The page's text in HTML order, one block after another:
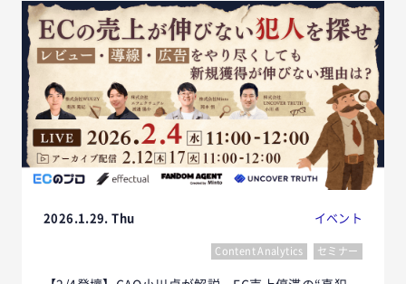
2026.1.29. Thu イベント
Content Analytics セミナー